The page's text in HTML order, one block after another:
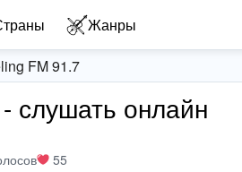
Жанры
FM 91.7
слушать онлайн
55